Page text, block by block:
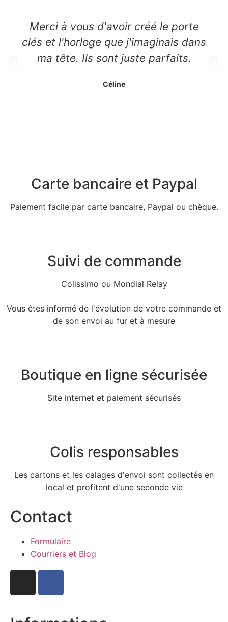
Merci à vous d'avoir créé le porte
clés et l'horloge que j'imaginais dans
ma tête. Ils sont juste parfaits.
Céline
Carte bancaire et Paypal
Paiement facile par carte bancaire, Paypal ou chèque.
Suivi de commande
Colissimo ou Mondial Relay
Vous êtes informé de l'évolution de votre commande et
de son envoi au fur et à mesure
Boutique en ligne sécurisée
Site internet et paiement sécurisés
Colis responsables
Les cartons et les calages d'envoi sont collectés en
local et profitent d'une seconde vie
Contact
Formulaire
Courriers et Blog